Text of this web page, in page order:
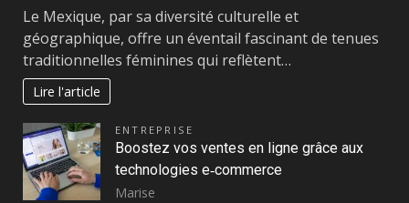
Le Mexique, par sa diversité culturelle et
géographique, offre un éventail fascinant de tenues
traditionnelles féminines qui reflètent…
Lire l'article
ENTREPRISE
Boostez vos ventes en ligne grâce aux
technologies e‑commerce
Marise